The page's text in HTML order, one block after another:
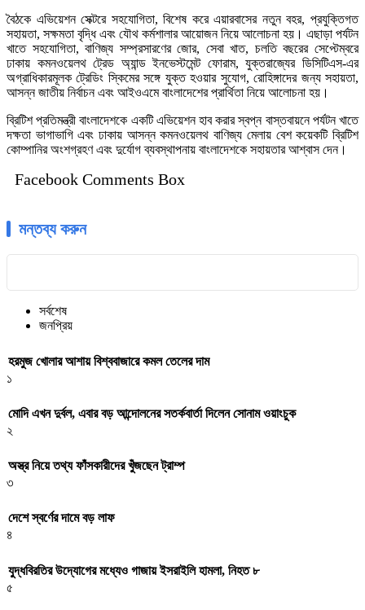
বৈঠকে এভিয়েশন সেক্টরে সহযোগিতা, বিশেষ করে এয়ারবাসের নতুন বহর, প্রযুক্তিগত
সহায়তা, সক্ষমতা বৃদ্ধি এবং যৌথ কর্মশালার আয়োজন নিয়ে আলোচনা হয়। এছাড়া পর্যটন
খাতে সহযোগিতা, বাণিজ্য সম্প্রসারণের জোর, সেবা খাত, চলতি বছরের সেপ্টেম্বরে
ঢাকায় কমনওয়েলথ ট্রেড অ্যান্ড ইনভেস্টমেন্ট ফোরাম, যুক্তরাজ্যের ডিসিটিএস-এর
অগ্রাধিকারমূলক ট্রেডিং স্কিমের সঙ্গে যুক্ত হওয়ার সুযোগ, রোহিঙ্গাদের জন্য সহায়তা,
আসন্ন জাতীয় নির্বাচন এবং আইওএমে বাংলাদেশের প্রার্থিতা নিয়ে আলোচনা হয়।
ব্রিটিশ প্রতিমন্ত্রী বাংলাদেশকে একটি এভিয়েশন হাব করার স্বপ্ন বাস্তবায়নে পর্যটন খাতে
দক্ষতা ভাগাভাগি এবং ঢাকায় আসন্ন কমনওয়েলথ বাণিজ্য মেলায় বেশ কয়েকটি ব্রিটিশ
কোম্পানির অংশগ্রহণ এবং দুর্যোগ ব্যবস্থাপনায় বাংলাদেশকে সহায়তার আশ্বাস দেন।
Facebook Comments Box
মন্তব্য করুন
সর্বশেষ
জনপ্রিয়
হরমুজ খোলার আশায় বিশ্ববাজারে কমল তেলের দাম
১
মোদি এখন দুর্বল, এবার বড় আন্দোলনের সতর্কবার্তা দিলেন সোনাম ওয়াংচুক
২
অস্ত্র নিয়ে তথ্য ফাঁসকারীদের খুঁজছেন ট্রাম্প
৩
দেশে স্বর্ণের দামে বড় লাফ
৪
যুদ্ধবিরতির উদ্যোগের মধ্যেও গাজায় ইসরাইলি হামলা, নিহত ৮
৫